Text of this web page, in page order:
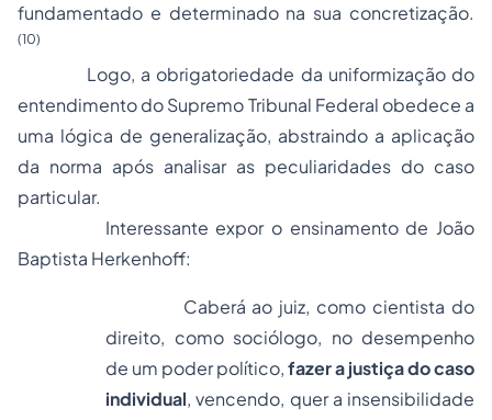
fundamentado e determinado na sua concretização.
(10)
Logo, a obrigatoriedade da uniformização do
entendimento do Supremo Tribunal Federal obedece a
uma lógica de generalização, abstraindo a aplicação
da norma após analisar as peculiaridades do caso
particular.
Interessante expor o ensinamento de João
Baptista Herkenhoff:
Caberá ao juiz, como cientista do
direito, como sociólogo, no desempenho
de um poder político,fazer a justiça do caso
individual, vencendo, quer a insensibilidade